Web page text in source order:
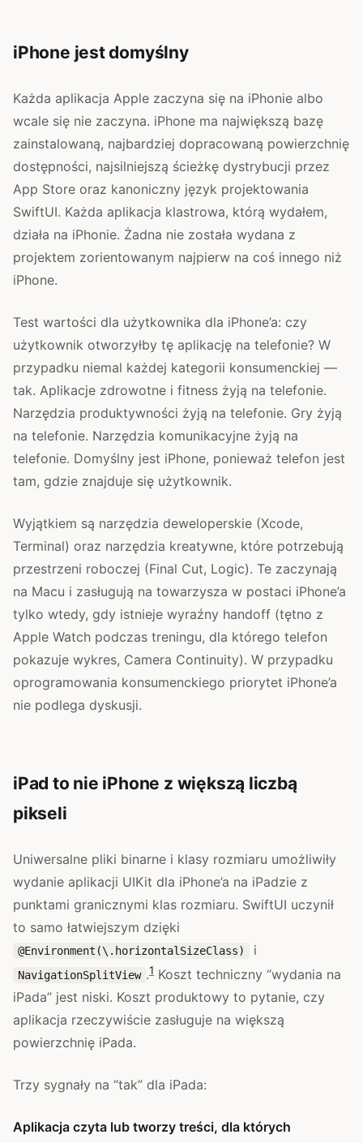
iPhone jest domyślny
Każda aplikacja Apple zaczyna się na iPhonie albo
wcale się nie zaczyna. iPhone ma największą bazę
zainstalowaną, najbardziej dopracowaną powierzchnię
dostępności, najsilniejszą ścieżkę dystrybucji przez
App Store oraz kanoniczny język projektowania
SwiftUI. Każda aplikacja klastrowa, którą wydałem,
działa na iPhonie. Żadna nie została wydana z
projektem zorientowanym najpierw na coś innego niż
iPhone.
Test wartości dla użytkownika dla iPhone’a: czy
użytkownik otworzyłby tę aplikację na telefonie? W
przypadku niemal każdej kategorii konsumenckiej —
tak. Aplikacje zdrowotne i fitness żyją na telefonie.
Narzędzia produktywności żyją na telefonie. Gry żyją
na telefonie. Narzędzia komunikacyjne żyją na
telefonie. Domyślny jest iPhone, ponieważ telefon jest
tam, gdzie znajduje się użytkownik.
Wyjątkiem są narzędzia deweloperskie (Xcode,
Terminal) oraz narzędzia kreatywne, które potrzebują
przestrzeni roboczej (Final Cut, Logic). Te zaczynają
na Macu i zasługują na towarzysza w postaci iPhone’a
tylko wtedy, gdy istnieje wyraźny handoff (tętno z
Apple Watch podczas treningu, dla którego telefon
pokazuje wykres, Camera Continuity). W przypadku
oprogramowania konsumenckiego priorytet iPhone’a
nie podlega dyskusji.
iPad to nie iPhone z większą liczbą
pikseli
Uniwersalne pliki binarne i klasy rozmiaru umożliwiły
wydanie aplikacji UIKit dla iPhone’a na iPadzie z
punktami granicznymi klas rozmiaru. SwiftUI uczynił
to samo łatwiejszym dzięki
@Environment(\.horizontalSizeClass) i
NavigationSplitView .1 Koszt techniczny “wydania na
iPada” jest niski. Koszt produktowy to pytanie, czy
aplikacja rzeczywiście zasługuje na większą
powierzchnię iPada.
Trzy sygnały na “tak” dla iPada:
Aplikacja czyta lub tworzy treści, dla których